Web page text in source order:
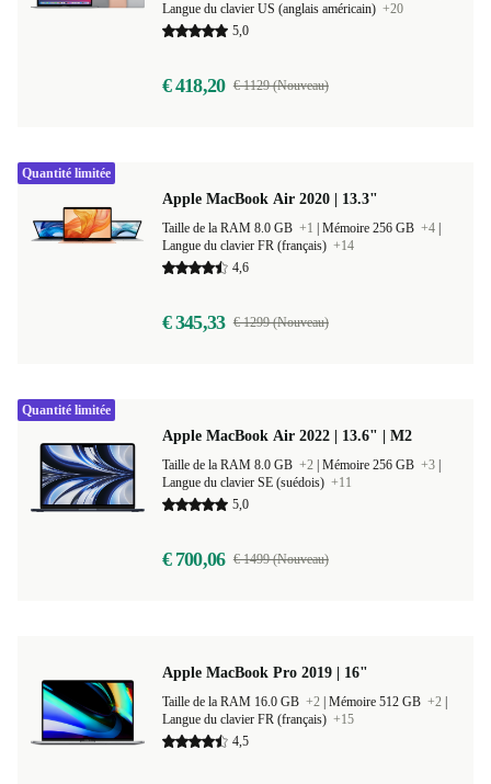
Langue du clavier US (anglais américain) +20
5,0
€ 418,20 € 1129 (Nouveau)
Apple MacBook Air 2020 | 13.3"
Taille de la RAM 8.0 GB +1 Mémoire 256 GB +4
Langue du clavier FR (français) +14
4,6
€ 345,33 € 1299 (Nouveau)
Quantité limitée
Apple MacBook Air 2022 | 13.6" | M2
Taille de la RAM 8.0 GB +2 Mémoire 256 GB +3
Langue du clavier SE (suédois) +11
5,0
€ 700,06 € 1499 (Nouveau)
Quantité limitée
Apple MacBook Pro 2019 | 16"
Taille de la RAM 16.0 GB +2 Mémoire 512 GB +2
Langue du clavier FR (français) +15
4,5